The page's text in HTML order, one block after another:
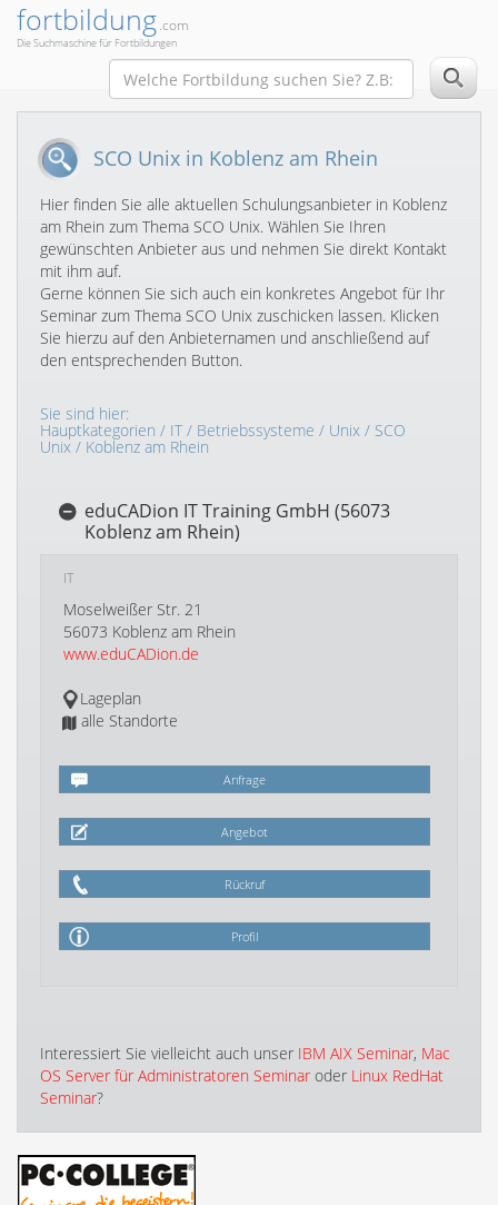
fortbildung.com
Die Suchmaschine für Fortbildungen
SCO Unix in Koblenz am Rhein
Hier finden Sie alle aktuellen Schulungsanbieter in Koblenz
am Rhein zum Thema SCO Unix. Wählen Sie Ihren
gewünschten Anbieter aus und nehmen Sie direkt Kontakt
mit ihm auf.
Gerne können Sie sich auch ein konkretes Angebot für Ihr
Seminar zum Thema SCO Unix zuschicken lassen. Klicken
Sie hierzu auf den Anbieternamen und anschließend auf
den entsprechenden Button.
Sie sind hier:
Hauptkategorien / IT/ Betriebssysteme / Unix / SCO
Unix / Koblenz am Rhein
eduCADion IT Training GmbH (56073
Koblenz am Rhein)
IT
Moselweißer Str. 21
56073 Koblenz am Rhein
www.eduCADion.de
Lageplan
alle Standorte
Anfrage
Angebot
Rückruf
Profil
Interessiert Sie vielleicht auch unser IBM AIX Seminar, Mac
OS Server für Administratoren Seminar oder Linux RedHat
Seminar?